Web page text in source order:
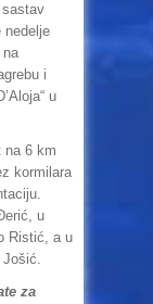
sastav
nedelje
na
i
u
na 6 km
kormilara
u
Ristić, a u
Jošić.
za